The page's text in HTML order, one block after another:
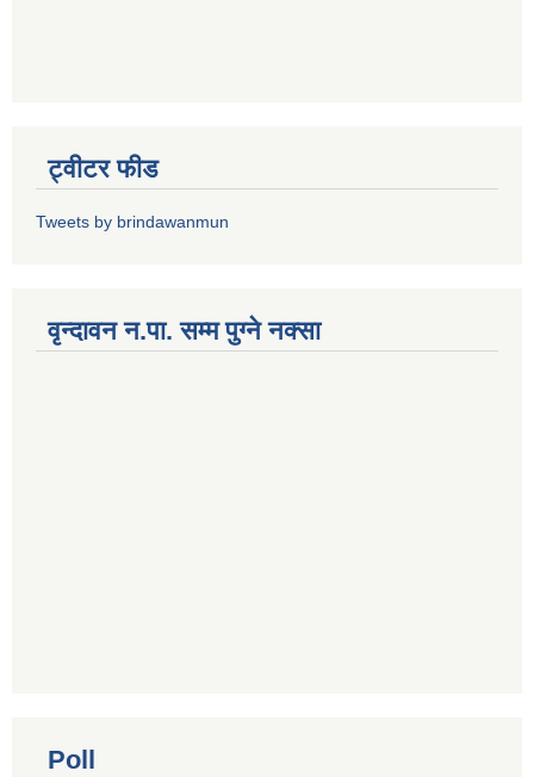
ट्वीटर फीड
Tweets by brindawanmun
वृन्दावन न.पा. सम्म पुग्ने नक्सा
Poll